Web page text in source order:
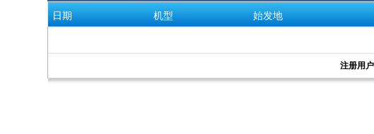
日期 机型 始发地
注册用